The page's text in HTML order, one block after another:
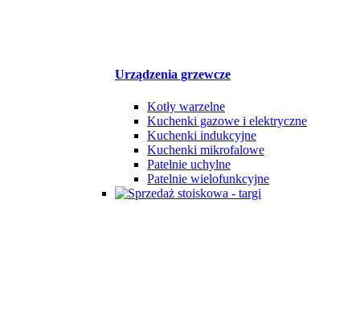
Urządzenia grzewcze
Kotły warzelne
Kuchenki gazowe i elektryczne
Kuchenki indukcyjne
Kuchenki mikrofalowe
Patelnie uchylne
Patelnie wielofunkcyjne